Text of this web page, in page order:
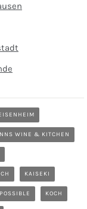
WINE & KITCHEN
KAISEKI
KOCH